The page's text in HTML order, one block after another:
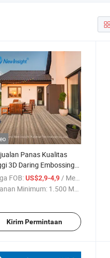
Panas Kualitas
3D Daring Embossing
Taman Anti Selip Bebas
WPC Komposit
FOB: US$2,9-4,9/ Meter
Minimum: 1.500 Meter
Kirim Permintaan